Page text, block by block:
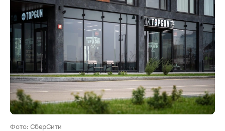
Фото: СберСити